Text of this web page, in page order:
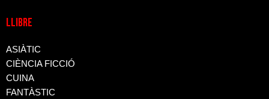
LLIBRE
ASIÀTIC
CIÈNCIA FICCIÓ
CUINA
FANTÀSTIC